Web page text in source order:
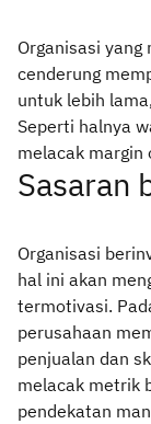
Organisasi
cenderung
untuk lebih
Seperti halnya
melacak margin
Sasaran
Organisasi
hal ini akan
termotivasi.
perusahaan
penjualan dan
melacak metrik
pendekatan